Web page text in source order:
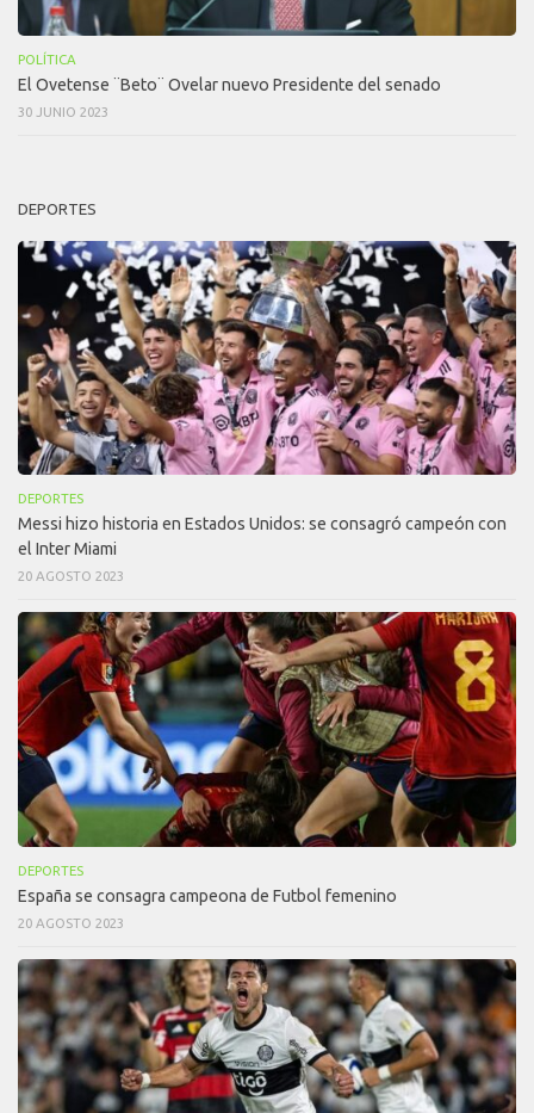
POLÍTICA
El Ovetense ¨Beto¨ Ovelar nuevo Presidente del senado
30 JUNIO 2023
DEPORTES
DEPORTES
Messi hizo historia en Estados Unidos: se consagró campeón con
el Inter Miami
20 AGOSTO 2023
DEPORTES
España se consagra campeona de Futbol femenino
20 AGOSTO 2023